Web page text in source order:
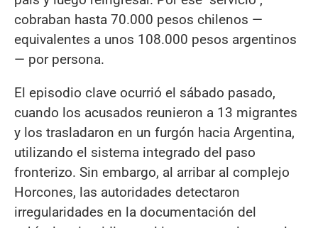
cobraban hasta 70.000 pesos chilenos —
equivalentes a unos 108.000 pesos argentinos
— por persona.
El episodio clave ocurrió el sábado pasado,
cuando los acusados reunieron a 13 migrantes
y los trasladaron en un furgón hacia Argentina,
utilizando el sistema integrado del paso
fronterizo. Sin embargo, al arribar al complejo
Horcones, las autoridades detectaron
irregularidades en la documentación del